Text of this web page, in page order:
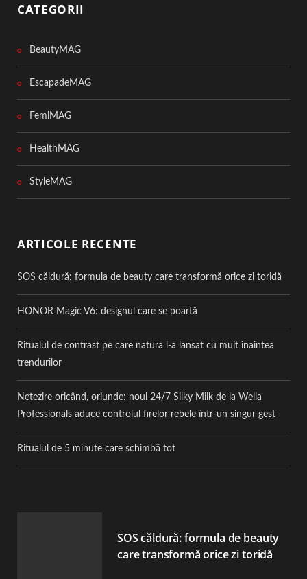
CATEGORII
BeautyMAG
EscapadeMAG
FemiMAG
HealthMAG
StyleMAG
ARTICOLE RECENTE
SOS căldură: formula de beauty care transformă orice zi toridă
HONOR Magic V6: designul care se poartă
Ritualul de contrast pe care natura l-a lansat cu mult înaintea
trendurilor
Netezire oricând, oriunde: noul 24/7 Silky Milk de la Wella
Professionals aduce controlul firelor rebele într-un singur gest
Ritualul de 5 minute care schimbă tot
SOS căldură: formula de beauty
care transformă orice zi toridă